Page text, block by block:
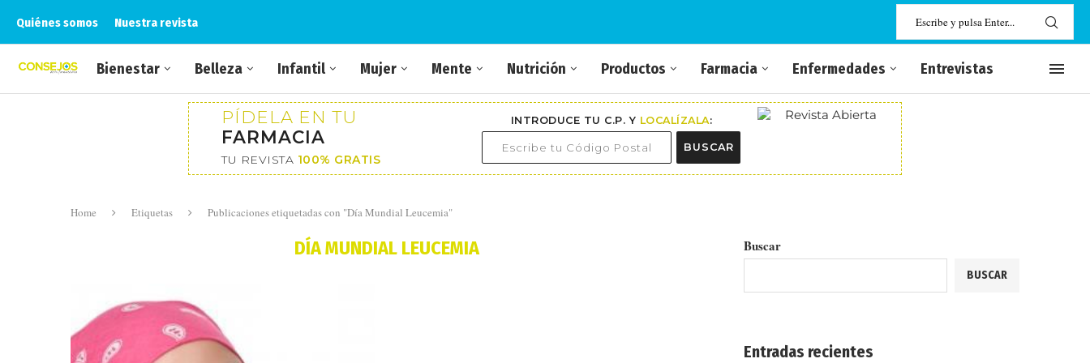
Quiénes somos Nuestra revista
Bienestar Belleza Infantil Mujer Mente Nutrición Productos Farmacia Enfermedades Entrevistas
PÍDELA EN TU
FARMACIA
TU REVISTA 100% GRATIS
INTRODUCE TU C.P. Y LOCALÍZALA:
BUSCAR
Home Etiquetas Publicaciones etiquetadas con "Día Mundial Leucemia"
DÍA MUNDIAL LEUCEMIA Buscar
BUSCAR
Entradas recientes